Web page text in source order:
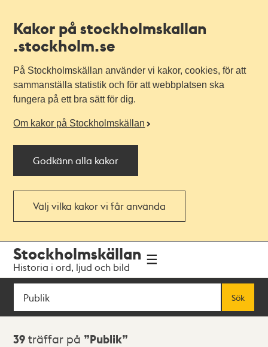
Kakor på stockholmskallan
.stockholm.se
På Stockholmskällan använder vi kakor, cookies, för att
sammanställa statistik och för att webbplatsen ska
fungera på ett bra sätt för dig.
Om kakor på Stockholmskällan
Godkänn alla kakor
Välj vilka kakor vi får använda
navigationen
huvudinnehållet
Stockholmskällan
Historia i ord, ljud och bild
Sök
Sök
Sökresultat
39 träffar på Publik